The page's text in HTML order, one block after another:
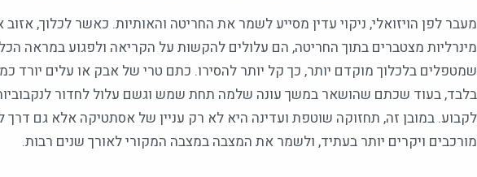
מעבר לפן הויזואלי, ניקוי עדין מסייע לשמר את החריטה והאותיות. כאשר לכלוך, אזוב
מינרליות מצטברים בתוך החריטה, הם עלולים להקשות על הקריאה ולפגוע במראה
שמטפלים בלכלוך מוקדם יותר, כך קל יותר להסירו. כתם טרי של אבק או עלים יורד
בלבד, בעוד שכתם שהושאר במשך עונה שלמה תחת שמש וגשם עלול לחדור
לקבוע. במובן זה, תחזוקה שוטפת ועדינה היא לא רק עניין של אסתטיקה אלא גם דרך
מורכבים ויקרים יותר בעתיד, ולשמר את המצבה במצבה המקורי לאורך שנים רבות.